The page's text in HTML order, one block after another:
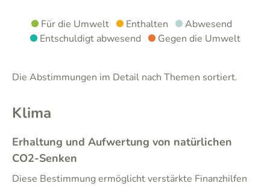
Für die Umwelt Enthalten
Abwesend
Entschuldigt abwesend
Gegen die Umwelt
Die Abstimmungen im Detail nach Themen sortiert.
Klima
Erhaltung und Aufwertung von natürlichen
CO2-Senken
Diese Bestimmung ermöglicht verstärkte Finanzhilfen